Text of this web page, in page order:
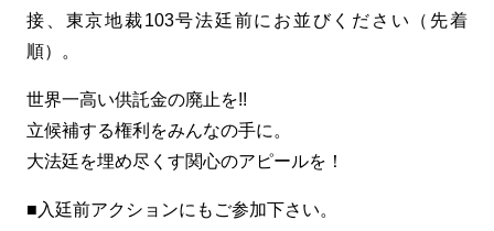
接、東京地裁103号法廷前にお並びください（先着
順）。
世界一高い供託金の廃止を!!
立候補する権利をみんなの手に。
大法廷を埋め尽くす関心のアピールを！
■入廷前アクションにもご参加下さい。